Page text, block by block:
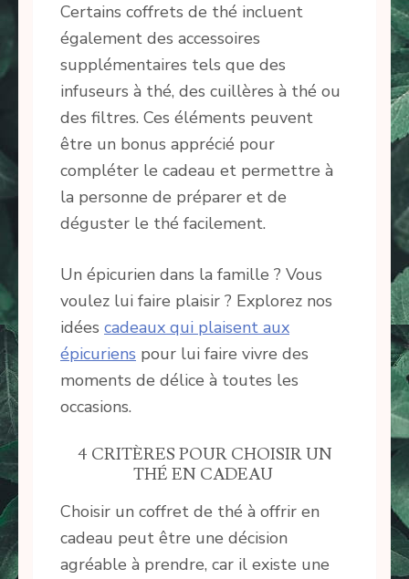
Certains coffrets de thé incluent
également des accessoires
supplémentaires tels que des
infuseurs à thé, des cuillères à thé ou
des filtres. Ces éléments peuvent
être un bonus apprécié pour
compléter le cadeau et permettre à
la personne de préparer et de
déguster le thé facilement.
Un épicurien dans la famille ? Vous
voulez lui faire plaisir ? Explorez nos
idées cadeaux qui plaisent aux
épicuriens pour lui faire vivre des
moments de délice à toutes les
occasions.
4 CRITÈRES POUR CHOISIR UN
THÉ EN CADEAU
Choisir un coffret de thé à offrir en
cadeau peut être une décision
agréable à prendre, car il existe une